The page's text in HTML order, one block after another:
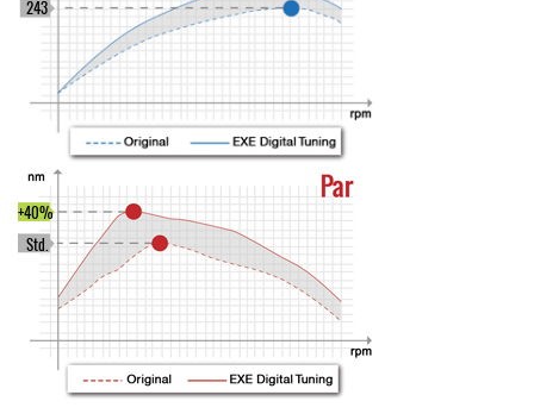
243
Std.
+40%